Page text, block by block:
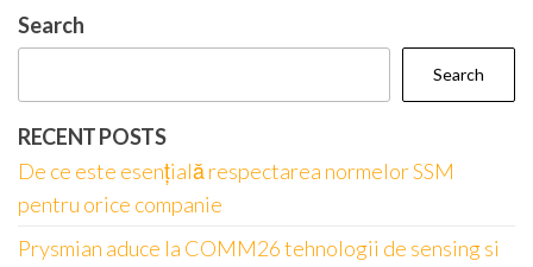
Search
Search
RECENT POSTS
De ce este esențială respectarea normelor SSM
pentru orice companie
Prysmian aduce la COMM26 tehnologii de sensing si